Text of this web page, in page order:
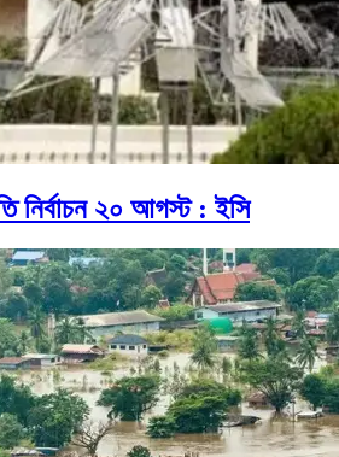
নির্বাচন ২০ আগস্ট : ইসি